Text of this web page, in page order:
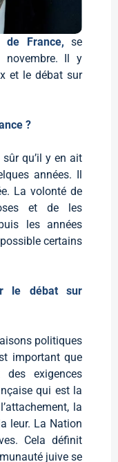
de France, se
Il y
et le débat sur
?
sûr qu’il y en ait
années. Il
La volonté de
et de les
les années
certains
le débat sur
politiques
important que
exigences
qui est la
la
leur. La Nation
Cela définit
juive se